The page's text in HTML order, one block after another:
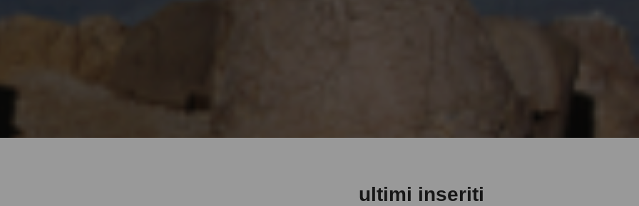
ultimi inseriti